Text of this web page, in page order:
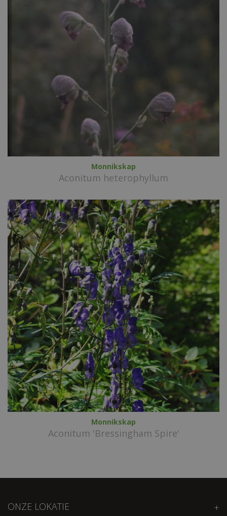
Monnikskap
Aconitum heterophyllum
Monnikskap
Aconitum 'Bressingham Spire'
ONZE LOKATIE